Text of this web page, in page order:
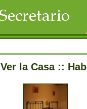
Ver la Casa ::